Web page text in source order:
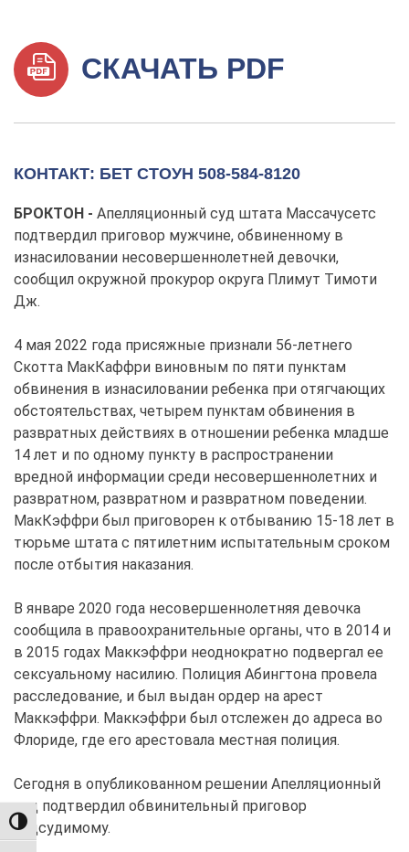
TOGGLE HIGH CONTRAST
СКАЧАТЬ PDF
КОНТАКТ: БЕТ СТОУН 508-584-8120
БРОКТОН - Апелляционный суд штата Массачусетс
подтвердил приговор мужчине, обвиненному в
изнасиловании несовершеннолетней девочки,
сообщил окружной прокурор округа Плимут Тимоти
Дж.
4 мая 2022 года присяжные признали 56-летнего
Скотта МакКаффри виновным по пяти пунктам
обвинения в изнасиловании ребенка при отягчающих
обстоятельствах, четырем пунктам обвинения в
развратных действиях в отношении ребенка младше
14 лет и по одному пункту в распространении
вредной информации среди несовершеннолетних и
развратном, развратном и развратном поведении.
МакКэффри был приговорен к отбыванию 15-18 лет в
тюрьме штата с пятилетним испытательным сроком
после отбытия наказания.
В январе 2020 года несовершеннолетняя девочка
сообщила в правоохранительные органы, что в 2014 и
в 2015 годах Маккэффри неоднократно подвергал ее
сексуальному насилию. Полиция Абингтона провела
расследование, и был выдан ордер на арест
Маккэффри. Маккэффри был отслежен до адреса во
Флориде, где его арестовала местная полиция.
Сегодня в опубликованном решении Апелляционный
суд подтвердил обвинительный приговор
подсудимому.